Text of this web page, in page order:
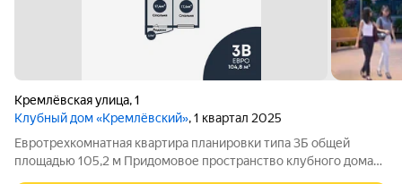
Кремлёвская улица,1
Клубный дом «Кремлёвский», 1 квартал 2025
Евротрехкомнатная квартира планировки типа 3Б общей
площадью 105,2 м Придомовое пространство клубного дома